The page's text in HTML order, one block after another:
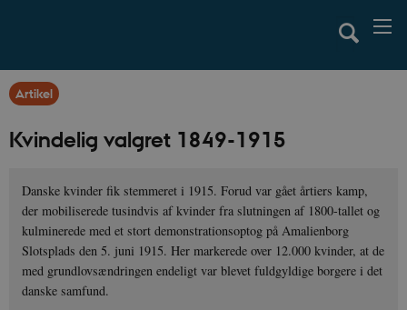
Artikel
Kvindelig valgret 1849-1915
Danske kvinder fik stemmeret i 1915. Forud var gået årtiers kamp,
der mobiliserede tusindvis af kvinder fra slutningen af 1800-tallet og
kulminerede med et stort demonstrationsoptog på Amalienborg
Slotsplads den 5. juni 1915. Her markerede over 12.000 kvinder, at de
med grundlovsændringen endeligt var blevet fuldgyldige borgere i det
danske samfund.